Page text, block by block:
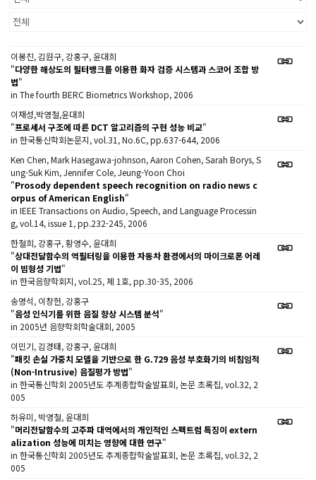
이봉진, 김원구, 강홍구, 윤대희
"다양한 해상도의 필터뱅크를 이용한 화자 검증 시스템과 스코어 조합 방
법"
in The fourth BERC Biometrics Workshop, 2006
이재성,박영철,윤대희
"프로세서 구조에 따른 DCT 알고리즘의 구현 성능 비교"
in 한국통신학회논문지, vol.31, No.6C, pp.637-644, 2006
Ken Chen, Mark Hasegawa-johnson, Aaron Cohen, Sarah Borys, S
ung-Suk Kim, Jennifer Cole, Jeung-Yoon Choi
"Prosody dependent speech recognition on radio news c
orpus of American English"
in IEEE Transactions on Audio, Speech, and Language Processin
g, vol.14, issue 1, pp.232-245, 2006
한철희, 강홍구, 황영수, 윤대희
"상대전달함수의 역필터링을 이용한 자동차 환경에서의 마이크로폰 어레
이 빔형성 기법"
in 한국음향학회지, vol.25, 제 1호, pp.30-35, 2006
송명석, 이창헌, 강홍구
"음성 인식기를 위한 음질 향상 시스템 분석"
in 2005년 음향학회학술대회, 2005
이민기, 김경태, 강홍구, 윤대희
"패킷 손실 가중치 모델을 기반으로 한 G.729 음성 부호화기의 비침임적
(Non-Intrusive) 음질평가 방법"
in 한국통신학회 2005년도 추계종합학술발표회, 논문 초록집, vol.32, 2
005
허유미, 박영철, 윤대희
"머리전달함수의 고주파 대역에서의 개인적인 스펙트럼 특징이 extern
alization 성능에 미치는 영향에 대한 연구"
in 한국통신학회 2005년도 추계종합학술발표회, 논문 초록집, vol.32, 2
005